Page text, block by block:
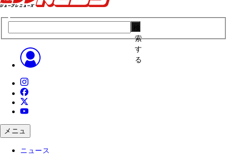
索
す
る
メニュ
ニュース